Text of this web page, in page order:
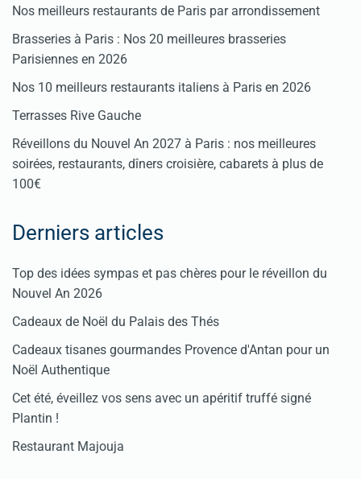
Nos meilleurs restaurants de Paris par arrondissement
Brasseries à Paris : Nos 20 meilleures brasseries
Parisiennes en 2026
Nos 10 meilleurs restaurants italiens à Paris en 2026
Terrasses Rive Gauche
Réveillons du Nouvel An 2027 à Paris : nos meilleures
soirées, restaurants, dîners croisière, cabarets à plus de
100€
Derniers articles
Top des idées sympas et pas chères pour le réveillon du
Nouvel An 2026
Cadeaux de Noël du Palais des Thés
Cadeaux tisanes gourmandes Provence d'Antan pour un
Noël Authentique
Cet été, éveillez vos sens avec un apéritif truffé signé
Plantin !
Restaurant Majouja